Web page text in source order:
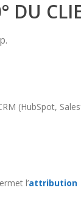
DU
(HubSpot,
l’attribution